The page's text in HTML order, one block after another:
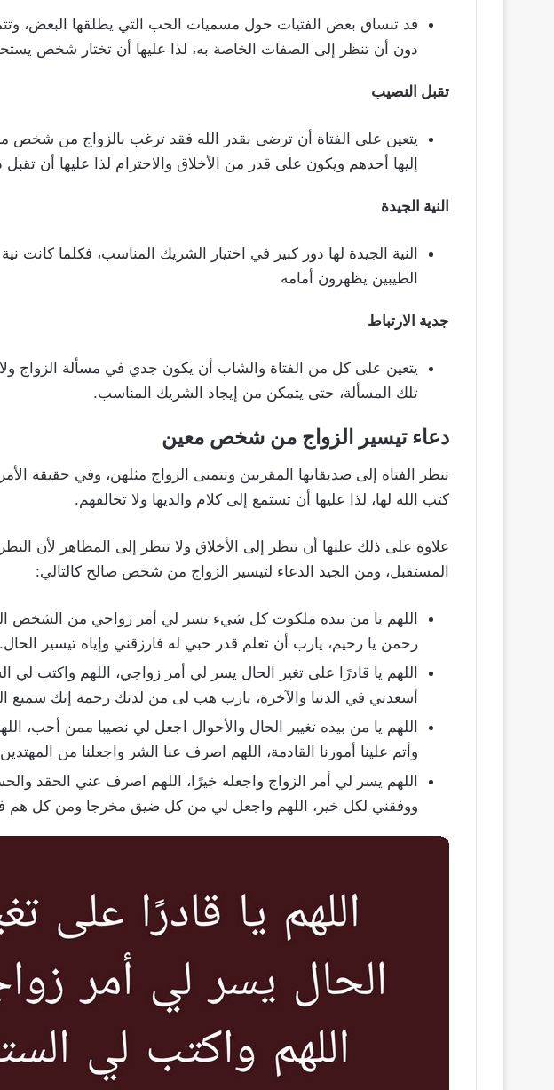
قد تنساق بعض الفتيات حول مسميات الحب التي يطلقها البعض،
دون أن تنظر إلى الصفات الخاصة به، لذا عليها أن تختار شخص
تقبل النصيب
يتعين على الفتاة أن ترضى بقدر الله فقد ترغب بالزواج من شخص
إليها أحدهم ويكون على قدر من الأخلاق والاحترام لذا عليها أن
النية الجيدة
النية الجيدة لها دور كبير في اختيار الشريك المناسب، فكلما
الطيبين يظهرون أمامه
جدية الارتباط
يتعين على كل من الفتاة والشاب أن يكون جدي في مسألة الزواج
تلك المسألة، حتى يتمكن من إيجاد الشريك المناسب.
دعاء تيسير الزواج من شخص معين
تنظر الفتاة إلى صديقاتها المقربين وتتمنى الزواج مثلهن، وفي حقيقة
كتب الله لها، لذا عليها أن تستمع إلى كلام والديها ولا تخالفهم.
علاوة على ذلك عليها أن تنظر إلى الأخلاق ولا تنظر إلى المظاهر لأن
المستقبل، ومن الجيد الدعاء لتيسير الزواج من شخص صالح كالتالي:
اللهم يا من بيده ملكوت كل شيء يسر لي أمر زواجي من الشخص
رحمن يا رحيم، يارب أن تعلم قدر حبي له فارزقني وإياه تيسير الحال.
اللهم يا قادرًا على تغير الحال يسر لي أمر زواجي، اللهم واكتب لي
أسعدني في الدنيا والآخرة، يارب هب لى من لدنك رحمة إنك سميع
اللهم يا من بيده تغيير الحال والأحوال اجعل لي نصيبا ممن أحب،
وأتم علينا أمورنا القادمة، اللهم اصرف عنا الشر واجعلنا من
اللهم يسر لي أمر الزواج واجعله خيرًا، اللهم اصرف عني الحقد
ووفقني لكل خير، اللهم واجعل لي من كل ضيق مخرجا ومن كل هم